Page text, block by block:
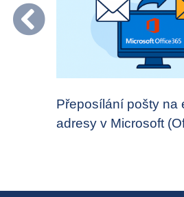
Přeposílání pošty na
adresy v Microsoft